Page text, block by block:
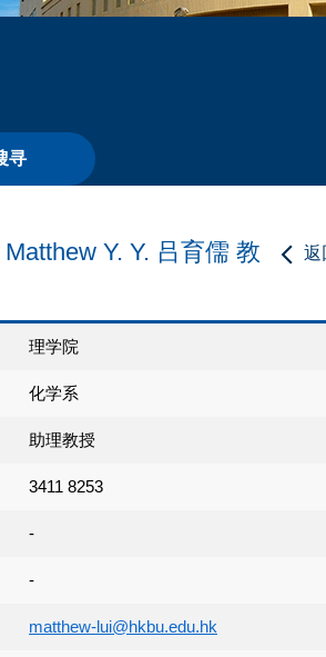
寻
返
Y. Y. 吕育儒 教
理学院
化学系
助理教授
3411 8253
-
-
matthew-lui@hkbu.edu.hk